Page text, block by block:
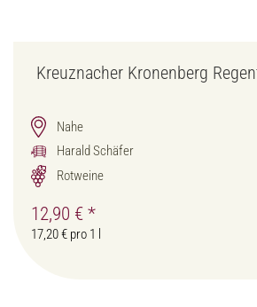
Kreuznacher Kronenberg
Nahe
Harald Schäfer
Rotweine
12,90 € *
17,20 € pro 1 l